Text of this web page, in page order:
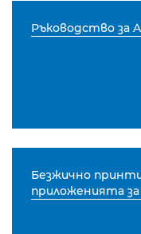
Ръководство за
Безжично
приложенията за